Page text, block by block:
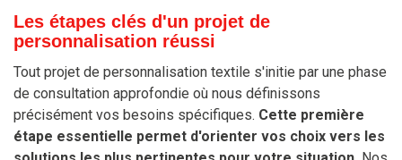
Les étapes clés d'un projet de
personnalisation réussi
Tout projet de personnalisation textile s'initie par une phase
de consultation approfondie où nous définissons
précisément vos besoins spécifiques. Cette première
étape essentielle permet d'orienter vos choix vers les